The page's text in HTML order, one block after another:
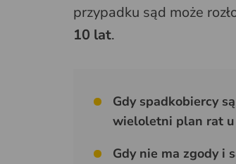
przypadku sąd może
10 lat.
Gdy spadkobiercy
wieloletni plan rat u
Gdy nie ma zgody i